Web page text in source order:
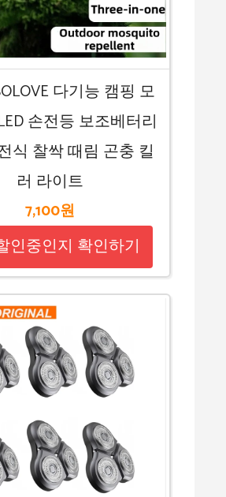
다기능 캠핑 모
손전등 보조베터리
식 찰싹 때림 곤충 킬
러 라이트
7,100원
인중인지 확인하기